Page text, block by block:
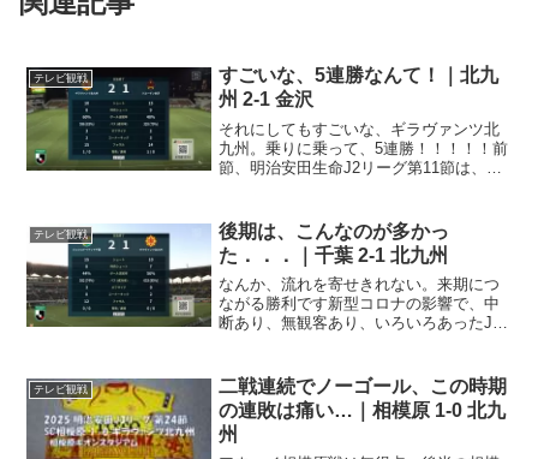
テレビ観戦
すごいな、5連勝なんて！｜北九
州 2-1 金沢
それにしてもすごいな、ギラヴァンツ北
九州。乗りに乗って、5連勝！！！！！前
節、明治安田生命J2リーグ第11節は、ホ
DF 15 野口航DF 16 村松航太DF...
テレビ観戦
後期は、こんなのが多かっ
た．．．｜千葉 2-1 北九州
なんか、流れを寄せきれない。来期につ
ながる勝利です新型コロナの影響で、中
断あり、無観客あり、いろいろあったJ2
ナイテッド市原・千葉と対戦する一戦。
スタメンは、先発メンバ...
テレビ観戦
二戦連続でノーゴール、この時期
の連敗は痛い…｜相模原 1-0 北九
州